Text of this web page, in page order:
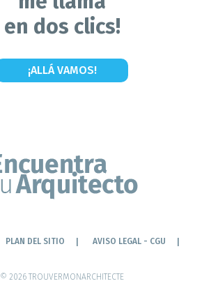
en dos clics!
¡ALLÁ VAMOS!
PLAN DEL SITIO AVISO LEGAL - CGU
© 2026 TROUVERMONARCHITECTE